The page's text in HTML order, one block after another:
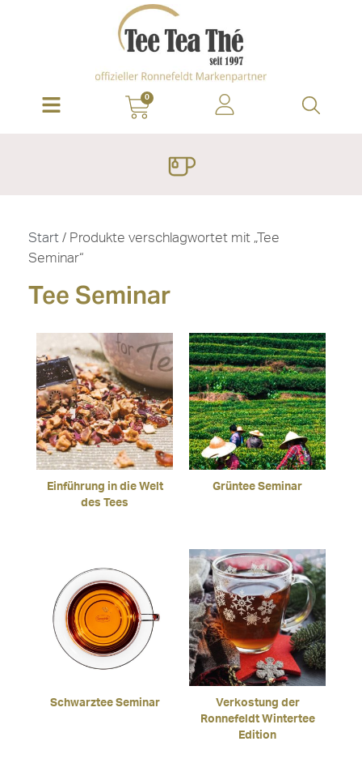
0
Start / Produkte verschlagwortet mit „Tee
Seminar“
Tee Seminar
Einführung in die Welt
des Tees
Grüntee Seminar
Schwarztee Seminar
Verkostung der
Ronnefeldt Wintertee
Edition